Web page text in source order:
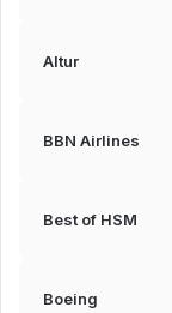
Altur
BBN Airlines
Best of HSM
Boeing